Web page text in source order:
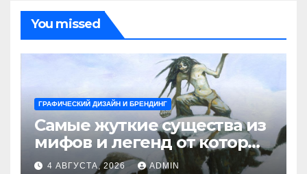
You missed
ГРАФИЧЕСКИЙ ДИЗАЙН И БРЕНДИНГ
Самые жуткие существа из
мифов и легенд от которых
стынет кровь
4 АВГУСТА, 2026 ADMIN